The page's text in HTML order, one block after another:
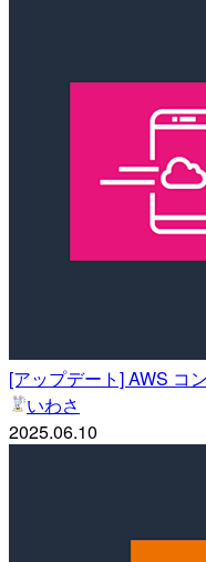
[アップデート] AWS コ
いわさ
2025.06.10